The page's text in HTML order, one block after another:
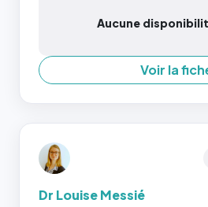
Aucune
Voir la
Dr Louise Messié